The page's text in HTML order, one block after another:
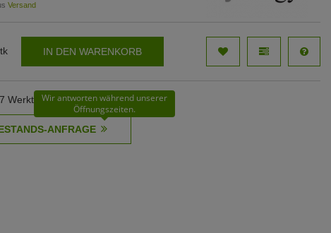
Versand
IN DEN WARENKORB
WerktageWir antworten während unserer
Öffnungszeiten.